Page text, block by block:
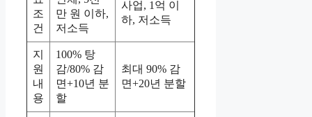
조
건
만 원 이하,
저소득
사업, 1억 이
하, 저소득
지
원
내
용
100% 탕
감/80% 감
면+10년 분
할
최대 90% 감
면+20년 분할